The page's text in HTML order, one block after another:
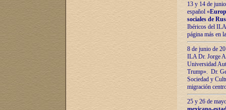
13 y 14 de
español «
sociales de
Ibéricos del ILA
página más en
8 de junio de
ILA Dr. Jorge
Universidad
Trump». Dr.
Sociedad y
migración
25 y 26 de